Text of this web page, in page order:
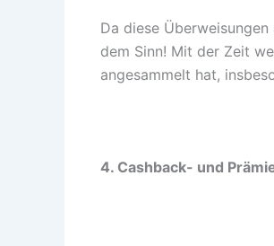
Da diese
dem Sinn! Mit der Zeit
angesammelt hat,
4. Cashback- und